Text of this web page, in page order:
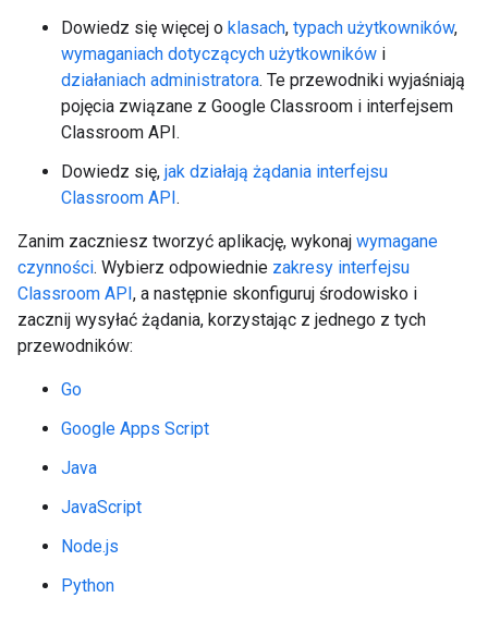
Dowiedz się więcej o klasach, typach użytkowników,
wymaganiach dotyczących użytkowników i
działaniach administratora. Te przewodniki wyjaśniają
pojęcia związane z Google Classroom i interfejsem
Classroom API.
Dowiedz się, jak działają żądania interfejsu
Classroom API.
Zanim zaczniesz tworzyć aplikację, wykonaj wymagane
czynności. Wybierz odpowiednie zakresy interfejsu
Classroom API, a następnie skonfiguruj środowisko i
zacznij wysyłać żądania, korzystając z jednego z tych
przewodników:
Go
Google Apps Script
Java
JavaScript
Node.js
Python